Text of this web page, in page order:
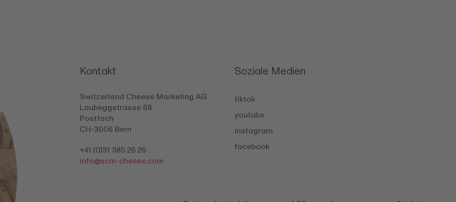
Kontakt
Switzerland Cheese Marketing AG
Laubeggstrasse 68
Postfach
CH-3006 Bern
+41 (0)31 385 26 26
info@scm-cheese.com
Soziale Medien
tiktok
youtube
instagram
facebook